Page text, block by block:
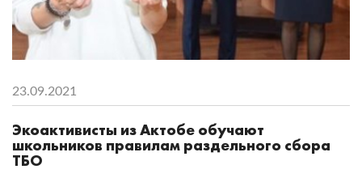
23.09.2021
Экоактивисты из Актобе обучают
школьников правилам раздельного сбора
ТБО